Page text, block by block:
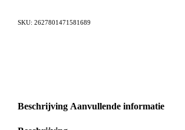
SKU:2627801471581689
Beschrijving Aanvullende informatie